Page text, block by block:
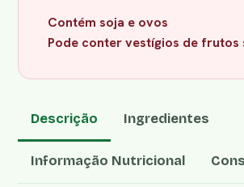
Contém soja e ovos
Pode conter vestígios de frutos
Descrição Ingredientes
Informação Nutricional